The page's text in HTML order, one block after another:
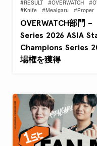
#RESULT #OVERWATCH
#Knife
#Mealgaru #Proper
OVERWATCH部門
Series 2026 ASIA
Champions Series
場権を獲得